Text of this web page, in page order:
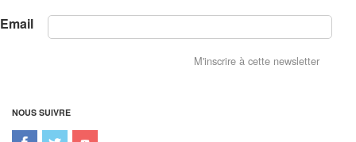
Email
NOUS SUIVRE